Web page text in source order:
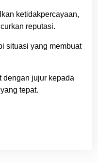
ketidakpercayaan,
reputasi.
situasi yang membuat
dengan jujur kepada
tepat.